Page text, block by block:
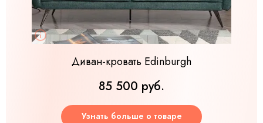
Диван-кровать Edinburgh
85 500 руб.
Узнать больше о товаре